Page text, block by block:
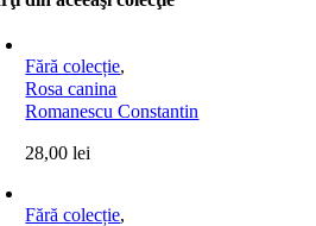
Fără colecție,
Rosa canina
Romanescu Constantin
28,00lei
Fără colecție,